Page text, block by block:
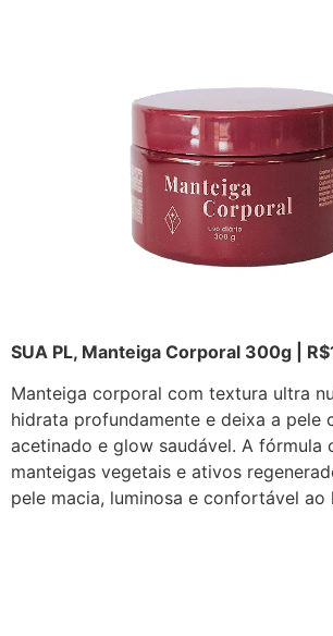
SUA PL, Manteiga Corporal 300g |
Manteiga corporal com textura ultra
hidrata profundamente e deixa a pele
acetinado e glow saudável. A fórmula
manteigas vegetais e ativos
pele macia, luminosa e confortável ao